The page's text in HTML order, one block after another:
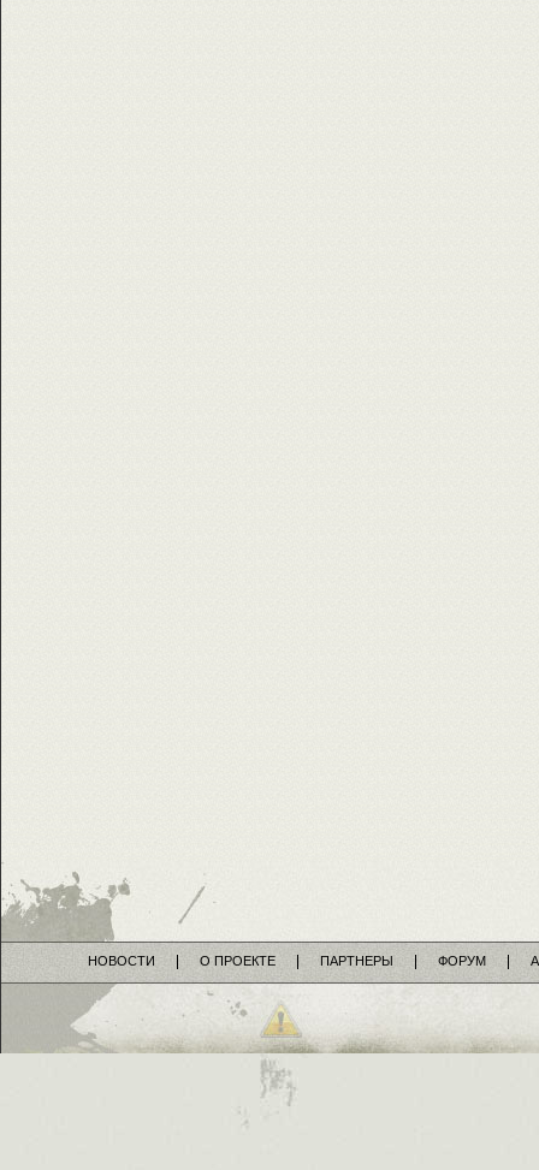
НОВОСТИ О ПРОЕКТЕ ПАРТНЕРЫ ФОРУМ